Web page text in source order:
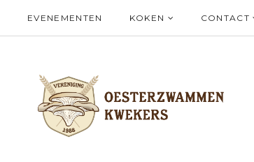
EVENEMENTEN KOKEN CONTACT